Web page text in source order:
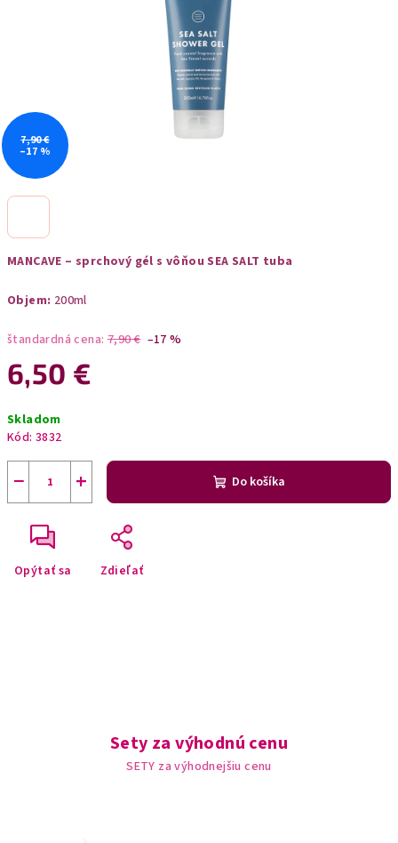
MANCAVE – sprchový gél s vôňou SEA SALT tuba
Objem: 200ml
štandardná cena: 7,90 € –17 %
6,50 €
cena:
Skladom
Kód: 3832
+
− Do košíka
Opýtať sa Zdieľať
7,90 €
–17 %
Sety za výhodnú cenu
SETY za výhodnejšiu cenu